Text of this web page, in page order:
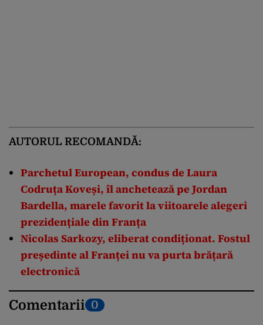
AUTORUL RECOMANDĂ:
Parchetul European, condus de Laura
Codruța Koveși, îl anchetează pe Jordan
Bardella, marele favorit la viitoarele alegeri
prezidențiale din Franța
Nicolas Sarkozy, eliberat condiționat. Fostul
președinte al Franței nu va purta brățară
electronică
Comentarii 0